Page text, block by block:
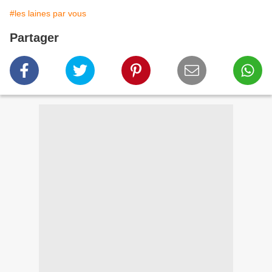
#les laines par vous
Partager